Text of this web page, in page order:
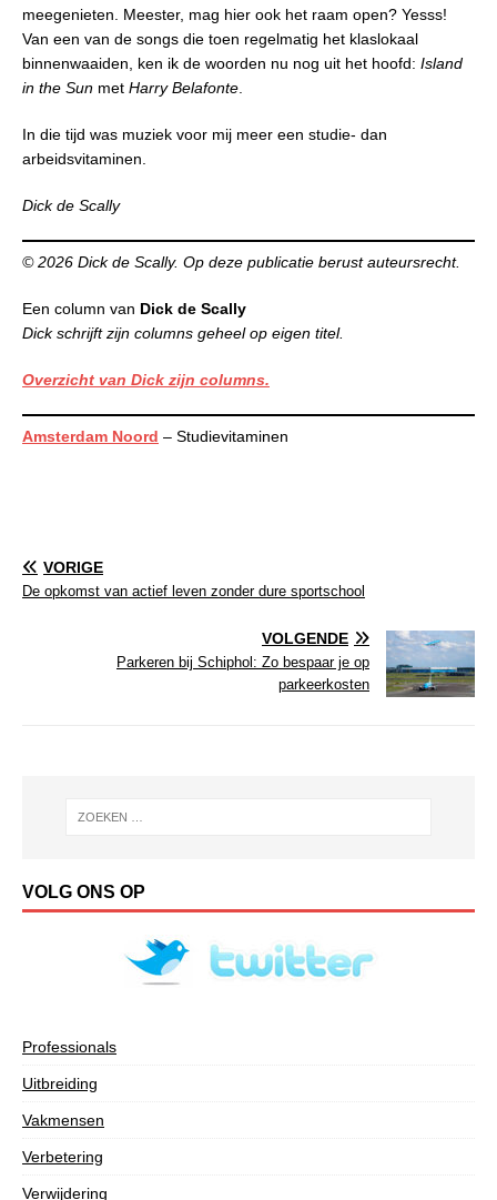
meegenieten. Meester, mag hier ook het raam open? Yesss!
Van een van de songs die toen regelmatig het klaslokaal
binnenwaaiden, ken ik de woorden nu nog uit het hoofd: Island
in the Sun met Harry Belafonte
In die tijd was muziek voor mij meer een studie- dan
arbeidsvitaminen.
Dick de Scally
© 2026 Dick de Scally. Op deze publicatie berust auteursrecht.
Een column van Dick de Scally
Dick schrijft zijn columns geheel op eigen titel.
Overzicht van Dick zijn columns.
Amsterdam Noord – Studievitaminen
VORIGE
De opkomst van actief leven zonder dure sportschool
VOLGENDE
Parkeren bij Schiphol: Zo bespaar je op
parkeerkosten
VOLG ONS OP
Professionals
Uitbreiding
Vakmensen
Verbetering
Verwijdering